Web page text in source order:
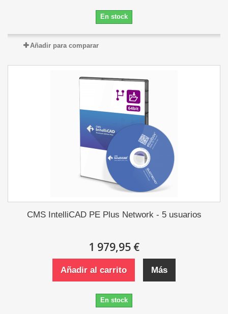
En stock
Añadir para comparar
CMS IntelliCAD PE Plus Network - 5 usuarios
1 979,95 €
Añadir al carrito Más
En stock